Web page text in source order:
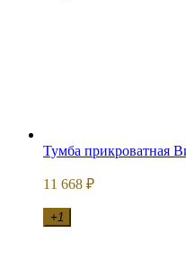
Тумба прикроватная
11 668 ₽
+1